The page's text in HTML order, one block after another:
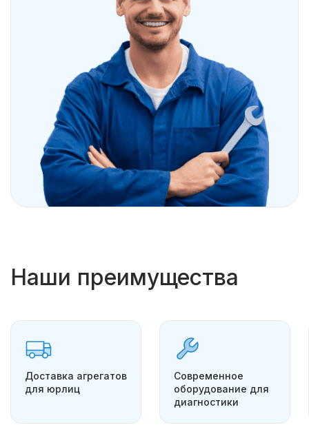
Наши преимущества
Доставка агрегатов
для юрлиц
Современное
оборудование для
диагностики